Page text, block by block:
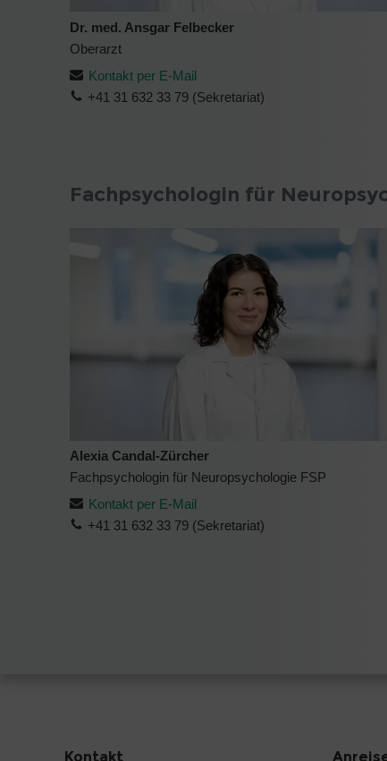
Dr. med. Ansgar Felbecker
Oberarzt
Kontakt per E-Mail
+41 31 632 33 79 (Sekretariat)
Fachpsychologin für
Alexia Candal-Zürcher
Fachpsychologin für Neuropsychologie FSP
Kontakt per E-Mail
+41 31 632 33 79 (Sekretariat)
Kontakt